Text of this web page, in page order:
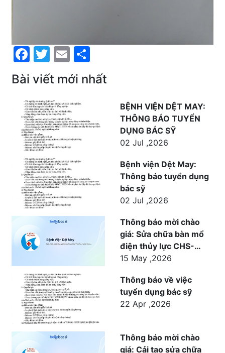
Facebook
Twitter
Email
Bài viết mới nhất
BỆNH VIỆN DỆT MAY:
THÔNG BÁO TUYỂN
DỤNG BÁC SỸ
02 Jul ,2026
Bệnh viện Dệt May:
Thông báo tuyển dụng
bác sỹ
02 Jul ,2026
Thông báo mời chào
giá: Sửa chữa bàn mổ
điện thủy lực CHS-
1500 cho khoa Ngoại
chữa bệnh tại Bệnh
viện Dệt May
15 May ,2026
Thông báo về việc
tuyển dụng bác sỹ
22 Apr ,2026
Thông báo mời chào
giá: Cải tạo sửa chữa